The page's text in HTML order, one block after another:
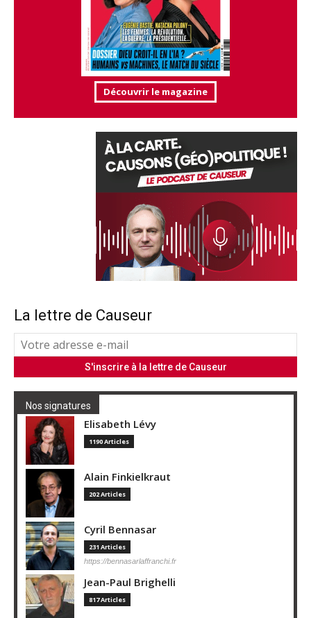
Découvrir le magazine
La lettre de Causeur
Nos signatures
Elisabeth Lévy
1190 Articles
Alain Finkielkraut
202 Articles
Cyril Bennasar
231 Articles
https://bennasarlaffranchi.fr
Jean-Paul Brighelli
817 Articles